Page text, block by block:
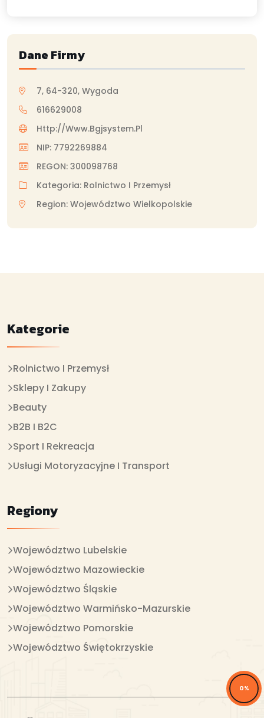
0%
Dane Firmy
7, 64-320, Wygoda
616629008
Http://www.bgjsystem.pl
NIP: 7792269884
REGON: 300098768
Kategoria: Rolnictwo I Przemysł
Region: Województwo Wielkopolskie
Kategorie
Rolnictwo I Przemysł
Sklepy I Zakupy
Beauty
B2B I B2C
Sport I Rekreacja
Usługi Motoryzacyjne I Transport
Regiony
Województwo Lubelskie
Województwo Mazowieckie
Województwo Śląskie
Województwo Warmińsko-Mazurskie
Województwo Pomorskie
Województwo Świętokrzyskie